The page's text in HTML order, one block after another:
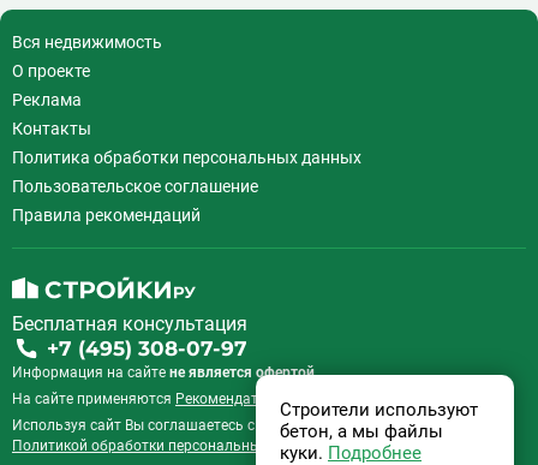
Д Давыдково 14
Деловой центр
Динамо
Добрынинская
Домодедовская
Дорогомиловская
Достоевская
Ж Жулебино
З Зюзино
Зябликово
И Измайловская
К Калужская
Вся недвижимость
О проекте
Реклама
Контакты
Политика обработки персональных данных
Пользовательское соглашение
Правила рекомендаций
Бесплатная консультация
+7 (495) 308-07-97
Информация на сайте не является офертой.
На сайте применяются Рекомендательные технологии
Используя сайт Вы соглашаетесь с
Пользовательским соглашением
Политикой обработки персональных данных
Строители используют
бетон, а мы файлы
куки. Подробнее